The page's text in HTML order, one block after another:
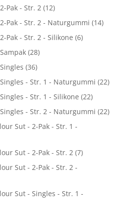
Pak - Str. 2 (12)
Pak - Str. 2 - Naturgummi (14)
Pak - Str. 2 - Silikone (6)
(28)
(36)
- Str. 1 - Naturgummi (22)
- Str. 1 - Silikone (22)
- Str. 2 - Naturgummi (22)
Sut - 2-Pak - Str. 1 -
Sut - 2-Pak - Str. 2 (7)
Sut - 2-Pak - Str. 2 -
Sut - Singles - Str. 1 -